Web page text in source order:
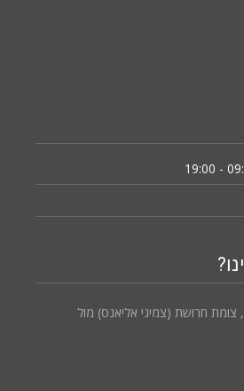
09:00
חדרה, כביש מס' 4, צומת חרושת (צמיגי אליאנס) מול